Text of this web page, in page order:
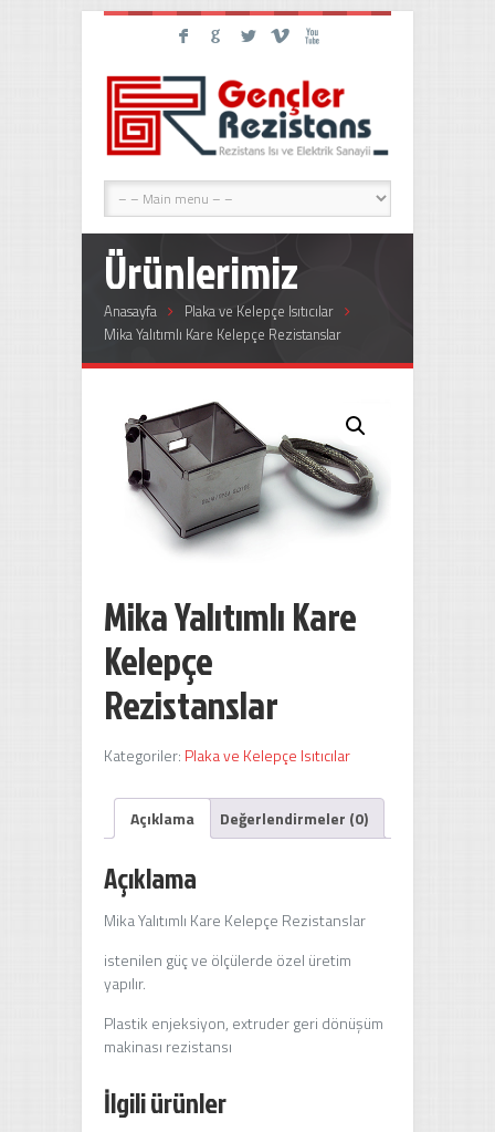
F G L V X
Ürünlerimiz
Anasayfa
Plaka ve Kelepçe Isıtıcılar
Mika Yalıtımlı Kare Kelepçe Rezistanslar
Mika Yalıtımlı Kare
Kelepçe
Rezistanslar
Kategoriler: Plaka ve Kelepçe Isıtıcılar
Açıklama Değerlendirmeler (0)
Açıklama
Mika Yalıtımlı Kare Kelepçe Rezistanslar
istenilen güç ve ölçülerde özel üretim
yapılır.
Plastik enjeksiyon, extruder geri dönüşüm
makinası rezistansı
İlgili ürünler